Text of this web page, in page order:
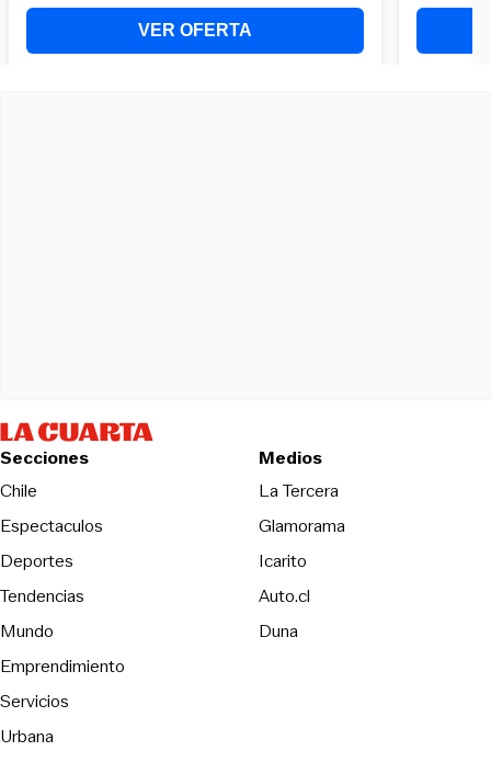
Secciones
Chile
Espectaculos
Deportes
Tendencias
Mundo
Emprendimiento
Servicios
Urbana
Medios
La TerceraOpens in new
Glamorama
Icarito
Auto.cl
DunaOpens in new window